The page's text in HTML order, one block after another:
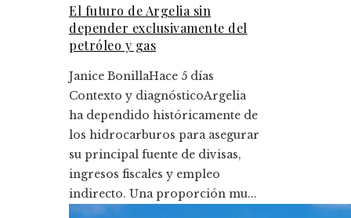
El futuro de Argelia sin
depender exclusivamente del
petróleo y gas
Janice BonillaHace 5 días
Contexto y diagnósticoArgelia
ha dependido históricamente de
los hidrocarburos para asegurar
su principal fuente de divisas,
ingresos fiscales y empleo
indirecto. Una proporción mu...